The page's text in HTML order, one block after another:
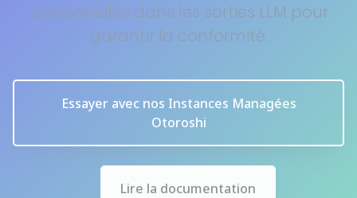
personnelles dans les sorties LLM pour
garantir la conformité.
Essayer avec nos Instances Managées
Otoroshi
Lire la documentation